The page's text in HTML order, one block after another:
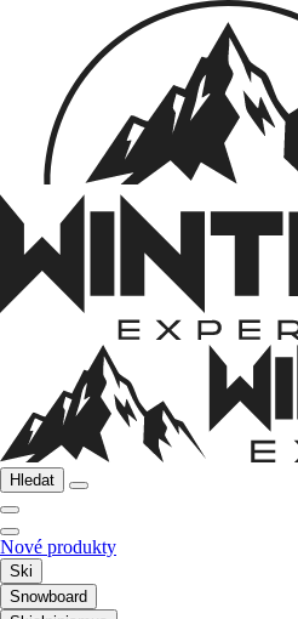
Hledat
Nové produkty
Ski
Snowboard